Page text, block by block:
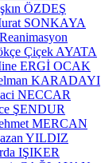
ÖZDEŞ
SONKAYA
Çiçek AYATA
ERGİ OCAK
KARADAYI
NECCAR
ŞENDUR
MERCAN
YILDIZ
IŞIKER